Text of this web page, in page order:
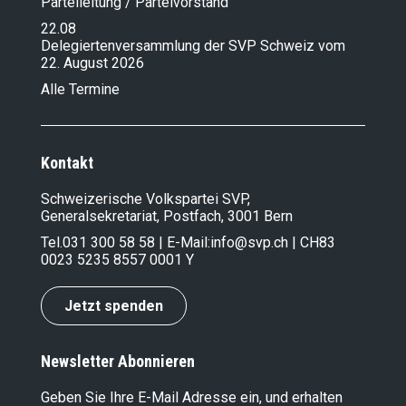
22.08
Delegiertenversammlung der SVP Schweiz vom
22. August 2026
Alle Termine
Kontakt
Schweizerische Volkspartei SVP,
Generalsekretariat, Postfach, 3001 Bern
Tel.031 300 58 58 | E-Mail:info@svp.ch | CH83
0023 5235 8557 0001 Y
Jetzt spenden
Newsletter Abonnieren
Geben Sie Ihre E-Mail Adresse ein, und erhalten